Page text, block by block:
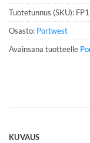
n
u
m
e
r
Tuotetunnus (SKU):
Osasto: Portwest
Avainsana tuotteelle
KUVAUS